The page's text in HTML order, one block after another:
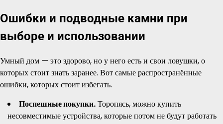
Ошибки и подводные камни при
выборе и использовании
Умный дом — это здорово, но у него есть и свои ловушки, о
которых стоит знать заранее. Вот самые распространённые
ошибки, которых стоит избегать.
Поспешные покупки.Торопясь, можно купить
несовместимые устройства, которые потом не будут работать